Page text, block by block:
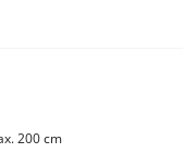
200 cm